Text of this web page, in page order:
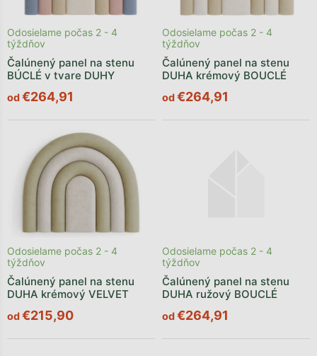
Čalúnený panel na stenu
BÚCLÉ v tvare DUHY
Odosielame počas 2 - 4
týždňov
od€264,91
Čalúnený panel na stenu
DUHA krémový BOUCLÉ
Odosielame počas 2 - 4
týždňov
od€264,91
Čalúnený panel na stenu
DUHA krémový VELVET
Odosielame počas 2 - 4
týždňov
od€215,90
Čalúnený panel na stenu
DUHA ružový BOUCLÉ
Odosielame počas 2 - 4
týždňov
od€264,91